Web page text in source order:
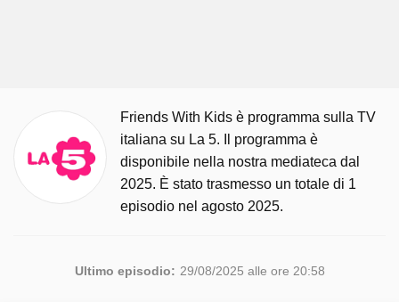
Friends With Kids è programma sulla TV
italiana su La 5. Il programma è
disponibile nella nostra mediateca dal
2025. È stato trasmesso un totale di 1
episodio nel agosto 2025.
Ultimo episodio: 29/08/2025 alle ore 20:58